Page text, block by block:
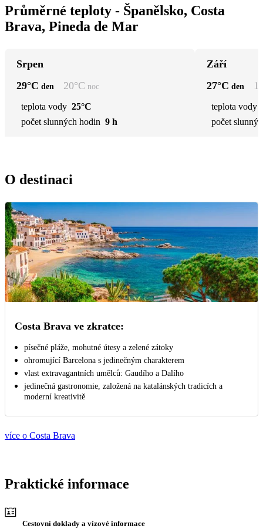
Průměrné teploty - Španělsko, Costa
Brava, Pineda de Mar
Srpen
29°C den 20°C noc
teplota vody 25°C
počet slunných hodin 9 h
Září
27°C den
teplota vody
počet
O destinaci
Costa Brava ve zkratce:
písečné pláže, mohutné útesy a zelené zátoky
ohromující Barcelona s jedinečným charakterem
vlast extravagantních umělců: Gaudího a Dalího
jedinečná gastronomie, založená na katalánských tradicích a
moderní kreativitě
více o Costa Brava
Praktické informace
Cestovní doklady a vízové informace